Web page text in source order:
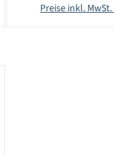
Preise inkl.